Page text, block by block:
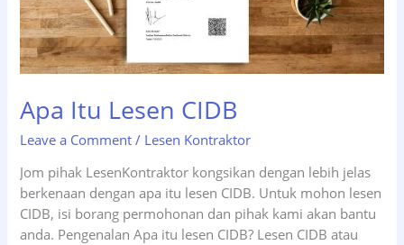
Apa Itu Lesen CIDB
Leave a Comment / Lesen Kontraktor
Jom pihak LesenKontraktor kongsikan dengan lebih jelas
berkenaan dengan apa itu lesen CIDB. Untuk mohon lesen
CIDB, isi borang permohonan dan pihak kami akan bantu
anda. Pengenalan Apa itu lesen CIDB? Lesen CIDB atau